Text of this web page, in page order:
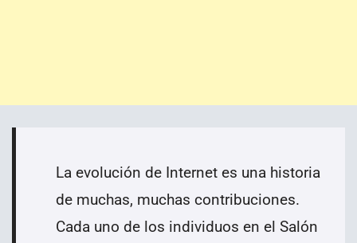
La evolución de Internet es una historia
de muchas, muchas contribuciones.
Cada uno de los individuos en el Salón